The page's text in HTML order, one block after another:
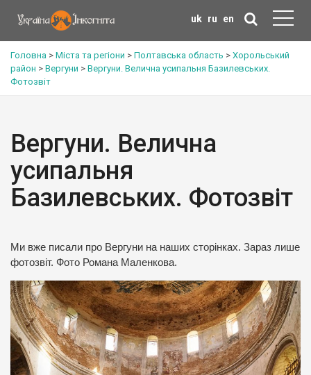
uk ru en
Головна > Міста та регіони > Полтавська область > Хорольський
район > Вергуни > Вергуни. Велична усипальня Базилевських.
Фотозвіт
Вергуни. Велична
усипальня
Базилевських. Фотозвіт
Ми вже писали про Вергуни на наших сторінках. Зараз лише
фотозвіт. Фото Романа Маленкова.